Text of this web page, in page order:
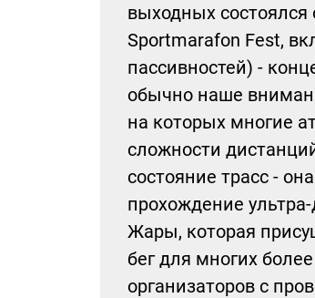
выходных
Sportmarafon Fest,
пассивностей) -
обычно наше
на которых многие
сложности
состояние трасс -
прохождение
Жары, которая
бег для многих
организаторов с